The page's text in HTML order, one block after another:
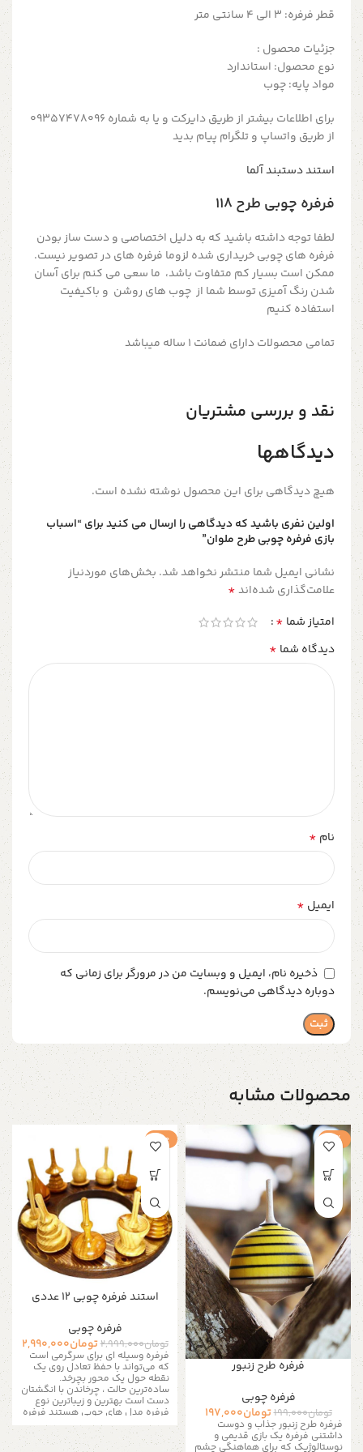
قطر فرفره: 3 الی 4 سانتی متر
جزئیات محصول :
نوع محصول: استاندارد
مواد پایه: چوب
برای اطلاعات بیشتر از طریق دایرکت و یا به شماره 09357478096
از طریق واتساپ و تلگرام پیام بدید
استند دستبند آلما
فرفره چوبی طرح ۱۱۸
لطفا توجه داشته باشید که به دلیل اختصاصی و دست ساز بودن
فرفره های چوبی خریداری شده لزوما فرفره های در تصویر نیست.
ممکن است بسیار کم متفاوت باشد، ما سعی می کنم برای آسان
شدن رنگ آمیزی توسط شما از چوب های روشن و باکیفیت
استفاده کنیم
تمامی محصولات دارای ضمانت ۱ ساله میباشد
نقد و بررسی مشتریان
دیدگاهها
هیچ دیدگاهی برای این محصول نوشته نشده است.
اولین نفری باشید که دیدگاهی را ارسال می کنید برای “اسباب
بازی فرفره چوبی طرح ملوان”
نشانی ایمیل شما منتشر نخواهد شد. بخش‌های موردنیاز
علامت‌گذاری شده‌اند*
امتیاز شما *
دیدگاه شما *
نام *
ایمیل *
ذخیره نام، ایمیل و وبسایت من در مرورگر برای زمانی که
دوباره دیدگاهی می‌نویسم.
محصولات مشابه
-1%
فرفره طرح زنبور
فرفره چوبی
تومان199,000تومان197,000
فرفره طرح زنبور جذاب و دوست
داشتنی فرفره یک بازی قدیمی و
نوستالوژیک که برای هماهنگی چشم
حراج
استند فرفره چوبی 12 عددی
فرفره چوبی
تومان2,999,000تومان2,990,000
فرفره وسیله ای برای سرگرمی است
که می‌تواند با حفظ تعادل روی یک
نقطه حول یک محور بچرخد.
ساده‌ترین حالت ، چرخاندن با انگشتان
دست است بهترین و زیباترین نوع
فرفره مدل های چوبی هستند فرفره
های جادوئی از جنس چوب و به صورت
کاملآ دستی ساخته شده و یک کار
هنری زیبا نیز هست لذت نگاه کردن